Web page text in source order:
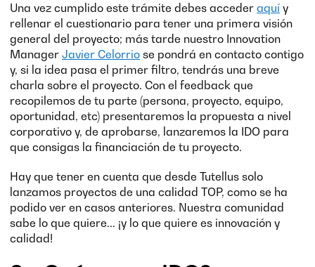
Una vez cumplido este trámite debes acceder aquí y
rellenar el cuestionario para tener una primera visión
general del proyecto; más tarde nuestro Innovation
Manager Javier Celorrio se pondrá en contacto contigo
y, si la idea pasa el primer filtro, tendrás una breve
charla sobre el proyecto. Con el feedback que
recopilemos de tu parte (persona, proyecto, equipo,
oportunidad, etc) presentaremos la propuesta a nivel
corporativo y, de aprobarse, lanzaremos la IDO para
que consigas la financiación de tu proyecto.
Hay que tener en cuenta que desde Tutellus solo
lanzamos proyectos de una calidad TOP, como se ha
podido ver en casos anteriores. Nuestra comunidad
sabe lo que quiere... ¡y lo que quiere es innovación y
calidad!